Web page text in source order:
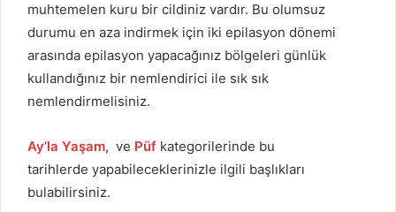
muhtemelen kuru bir cildiniz vardır. Bu olumsuz
durumu en aza indirmek için iki epilasyon dönemi
arasında epilasyon yapacağınız bölgeleri günlük
kullandığınız bir nemlendirici ile sık sık
nemlendirmelisiniz.
Ay’la Yaşam, ve Püf kategorilerinde bu
tarihlerde yapabileceklerinizle ilgili başlıkları
bulabilirsiniz.